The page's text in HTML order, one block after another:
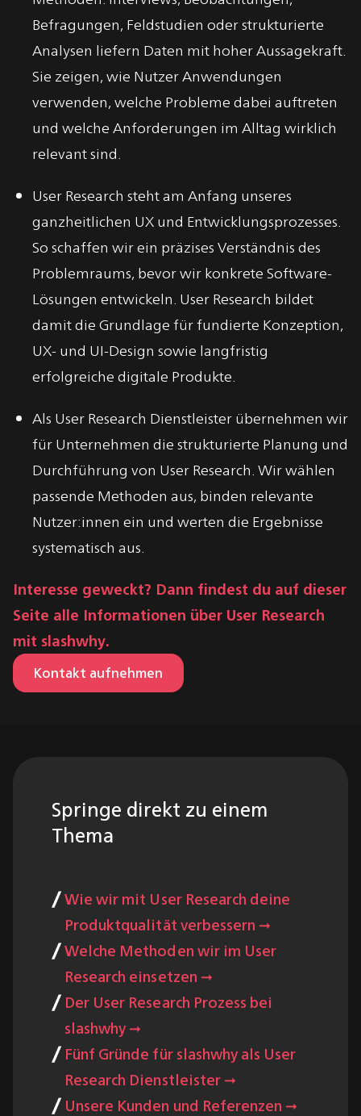
Befragungen, Feldstudien oder strukturierte
Analysen liefern Daten mit hoher Aussagekraft.
Sie zeigen, wie Nutzer Anwendungen
verwenden, welche Probleme dabei auftreten
und welche Anforderungen im Alltag wirklich
relevant sind.
User Research steht am Anfang unseres
ganzheitlichen UX und Entwicklungsprozesses.
So schaffen wir ein präzises Verständnis des
Problemraums, bevor wir konkrete Software-
Lösungen entwickeln. User Research bildet
damit die Grundlage für fundierte Konzeption,
UX- und UI-Design sowie langfristig
erfolgreiche digitale Produkte.
Als User Research Dienstleister übernehmen wir
für Unternehmen die strukturierte Planung und
Durchführung von User Research. Wir wählen
passende Methoden aus, binden relevante
Nutzer:innen ein und werten die Ergebnisse
systematisch aus.
Interesse geweckt? Dann findest du auf dieser
Seite alle Informationen über User Research
mit slashwhy.
Kontakt aufnehmen
Springe direkt zu einem
Thema
Wie wir mit User Research deine
Produktqualität verbessern ➞
Welche Methoden wir im User
Research einsetzen ➞
Der User Research Prozess bei
slashwhy ➞
Fünf Gründe für slashwhy als User
Research Dienstleister ➞
Unsere Kunden und Referenzen ➞